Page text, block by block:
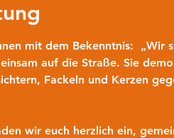
mit dem Bekenntnis:  „Wir
auf die Straße. Sie
Fackeln und Kerzen
wir euch herzlich ein,